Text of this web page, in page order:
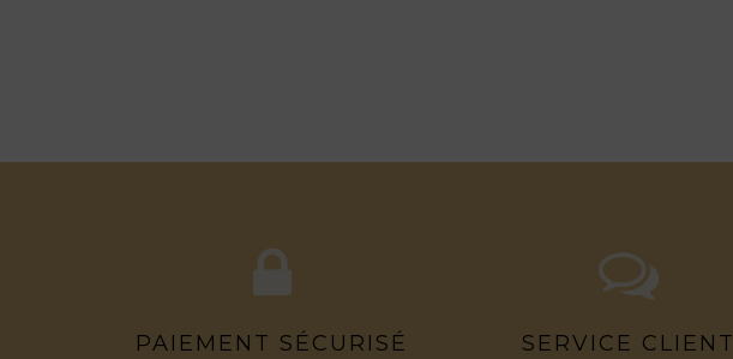
PAIEMENT SÉCURISÉ SERVICE CLIENT